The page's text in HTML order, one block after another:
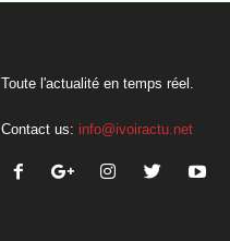
Toute l'actualité en temps réel.
Contact us: info@ivoiractu.net